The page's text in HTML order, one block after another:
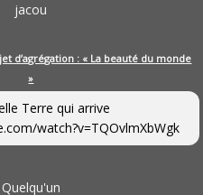
jacou
d’agrégation : « La beauté du monde
»
Terre qui arrive
watch?v=TQOvlmXbWgk
Quelqu'un